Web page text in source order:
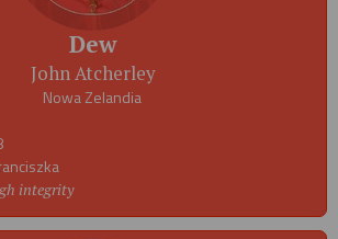
Dew
John Atcherley
Nowa Zelandia
integrity